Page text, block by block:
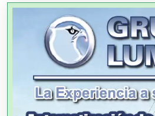
Agencias Aduanales
Agencias de Autos
Agencias de Cobranza